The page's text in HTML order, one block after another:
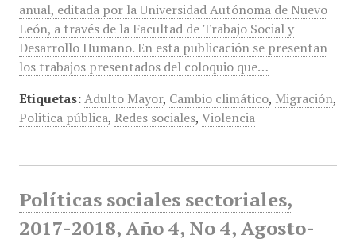
anual, editada por la Universidad Autónoma de Nuevo
León, a través de la Facultad de Trabajo Social y
Desarrollo Humano. En esta publicación se presentan
los trabajos presentados del coloquio que…
Etiquetas: Adulto Mayor, Cambio climático, Migración,
Politica pública, Redes sociales, Violencia
Políticas sociales sectoriales,
2017-2018, Año 4, No 4, Agosto-